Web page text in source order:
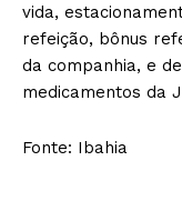
vida,
refeição, bônus
da companhia, e
medicamentos da
Fonte: Ibahia